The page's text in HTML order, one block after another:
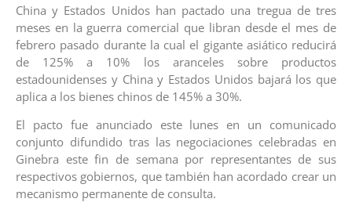
China y Estados Unidos han pactado una tregua de tres
meses en la guerra comercial que libran desde el mes de
febrero pasado durante la cual el gigante asiático reducirá
de 125% a 10% los aranceles sobre productos
estadounidenses y China y Estados Unidos bajará los que
aplica a los bienes chinos de 145% a 30%.
El pacto fue anunciado este lunes en un comunicado
conjunto difundido tras las negociaciones celebradas en
Ginebra este fin de semana por representantes de sus
respectivos gobiernos, que también han acordado crear un
mecanismo permanente de consulta.